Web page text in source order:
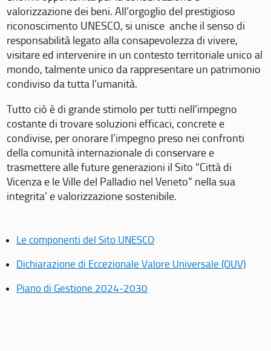
valorizzazione dei beni. All’orgoglio del prestigioso
riconoscimento UNESCO, si unisce anche il senso di
responsabilità legato alla consapevolezza di vivere,
visitare ed intervenire in un contesto territoriale unico al
mondo, talmente unico da rappresentare un patrimonio
condiviso da tutta l’umanità.
Tutto ciò è di grande stimolo per tutti nell’impegno
costante di trovare soluzioni efficaci, concrete e
condivise, per onorare l’impegno preso nei confronti
della comunità internazionale di conservare e
trasmettere alle future generazioni il Sito “Città di
Vicenza e le Ville del Palladio nel Veneto” nella sua
integrita’ e valorizzazione sostenibile.
Le componenti del Sito UNESCO
Dichiarazione di Eccezionale Valore Universale (OUV)
Piano di Gestione 2024-2030